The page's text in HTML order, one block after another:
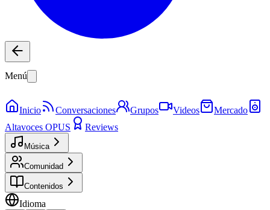
Menú
Inicio Conversaciones Grupos Videos
Mercado
Altavoces OPUS
Reviews
Música
Comunidad
Contenidos
Idioma